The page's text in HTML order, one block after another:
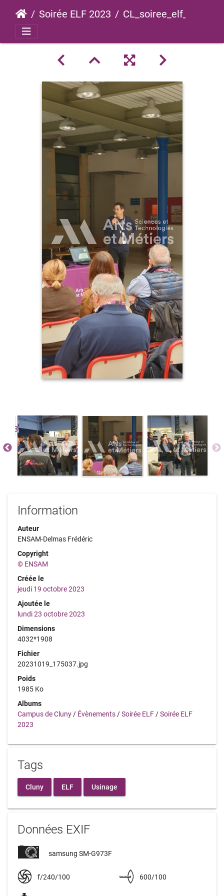
Soirée ELF 2023 CL_soiree_elf_2023_0020
Information
Auteur
ENSAM-Delmas Frédéric
Copyright
© ENSAM
Créée le
jeudi 19 octobre 2023
Ajoutée le
lundi 23 octobre 2023
Dimensions
4032*1908
Fichier
20231019_175037.jpg
Poids
1985 Ko
Albums
Campus de Cluny / Évènements /Soirée ELF /Soirée ELF
2023
Tags
Cluny ELF Usinage
Données EXIF
samsung SM-G973F
f/240/100 600/100